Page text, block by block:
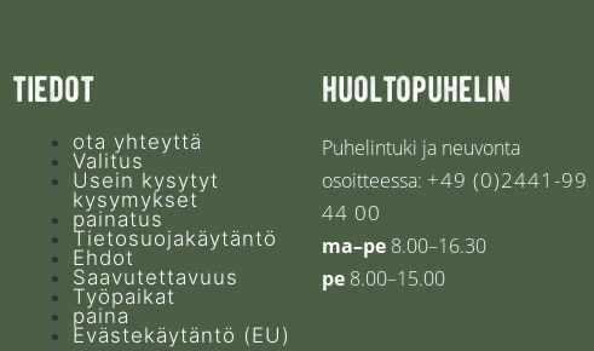
tiedot
ota yhteyttä
Valitus
Usein kysytyt
kysymykset
painatus
Tietosuojakäytäntö
Ehdot
Saavutettavuus
Työpaikat
paina
Evästekäytäntö (EU)
huoltopuhelin
Puhelintuki ja neuvonta
osoitteessa: +49 (0)2441-99
44 00
ma–pe 8.00–16.30
pe 8.00–15.00